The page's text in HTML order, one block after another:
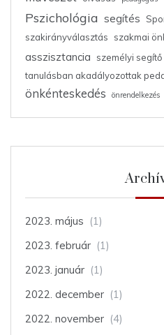
Pszichológia segítés
szakirányválasztás
szakmai
asszisztancia
személyi segítő
tanulásban akadályozottak
önkénteskedés önrendelkezés
2023. május (1)
2023. február (1)
2023. január (1)
2022. december (1)
2022. november (4)